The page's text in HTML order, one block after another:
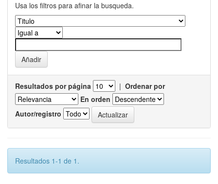
Usa los filtros para afinar la busqueda.
Resultados por página | Ordenar por
En orden
Autor/registro
Resultados 1-1 de 1.